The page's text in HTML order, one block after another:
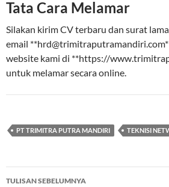
Tata Cara Melamar
Silakan kirim CV terbaru dan surat
email **hrd@trimitraputramandiri.com
website kami di **https://
untuk melamar secara online.
PT TRIMITRA PUTRA MANDIRI TEKNISI
Navigasi
TULISAN SEBELUMNYA